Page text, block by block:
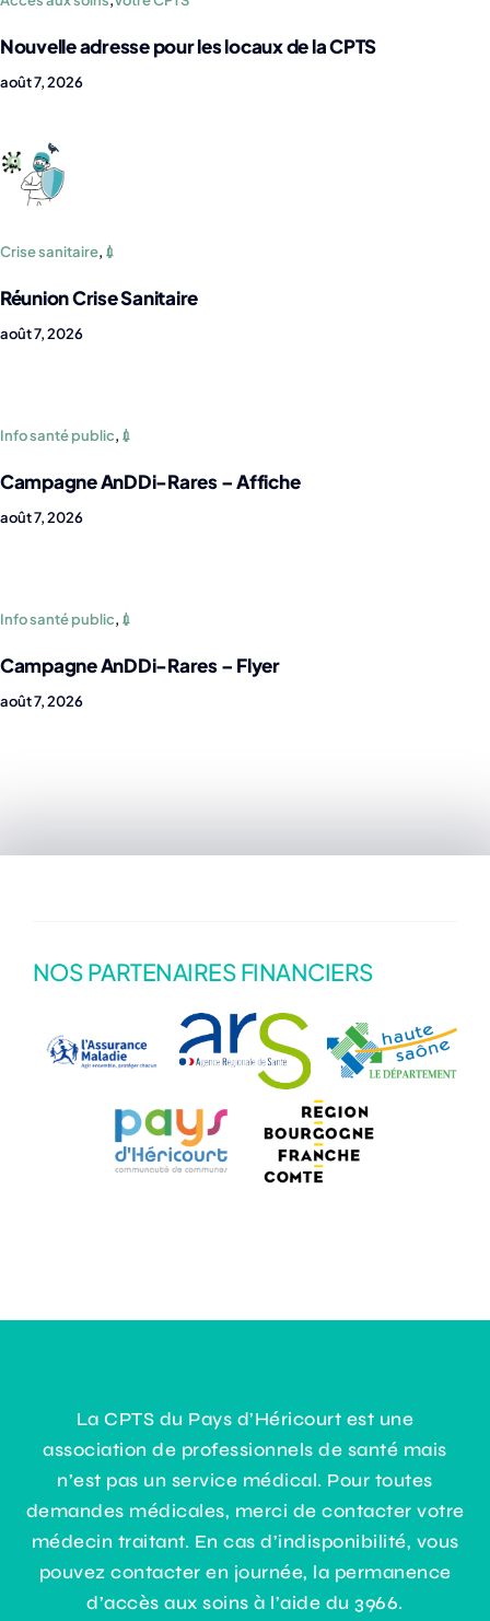
Nouvelle adresse pour les locaux de la CPTS
août 7, 2026
Crise sanitaire, 💉
Réunion Crise Sanitaire
août 7, 2026
Info santé public, 💉
Campagne AnDDi-Rares – Affiche
août 7, 2026
Info santé public, 💉
Campagne AnDDi-Rares – Flyer
août 7, 2026
NOS PARTENAIRES FINANCIERS
La CPTS du Pays d’Héricourt est une
association de professionnels de santé mais
n’est pas un service médical. Pour toutes
demandes médicales, merci de contacter votre
médecin traitant. En cas d’indisponibilité, vous
pouvez contacter en journée, la permanence
d’accès aux soins à l’aide du 3966.